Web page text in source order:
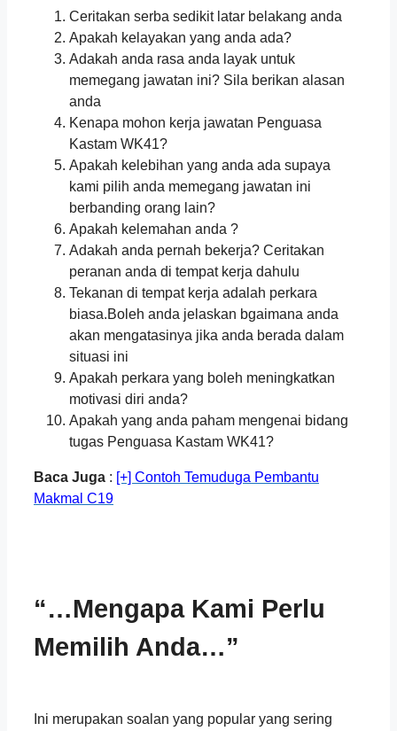
Ceritakan serba sedikit latar belakang anda
Apakah kelayakan yang anda ada?
Adakah anda rasa anda layak untuk
memegang jawatan ini? Sila berikan alasan
anda
Kenapa mohon kerja jawatan Penguasa
Kastam WK41?
Apakah kelebihan yang anda ada supaya
kami pilih anda memegang jawatan ini
berbanding orang lain?
Apakah kelemahan anda ?
Adakah anda pernah bekerja? Ceritakan
peranan anda di tempat kerja dahulu
Tekanan di tempat kerja adalah perkara
biasa.Boleh anda jelaskan bgaimana anda
akan mengatasinya jika anda berada dalam
situasi ini
Apakah perkara yang boleh meningkatkan
motivasi diri anda?
Apakah yang anda paham mengenai bidang
tugas Penguasa Kastam WK41?
Baca Juga : [+] Contoh Temuduga Pembantu
Makmal C19
“…Mengapa Kami Perlu
Memilih Anda…”
Ini merupakan soalan yang popular yang sering